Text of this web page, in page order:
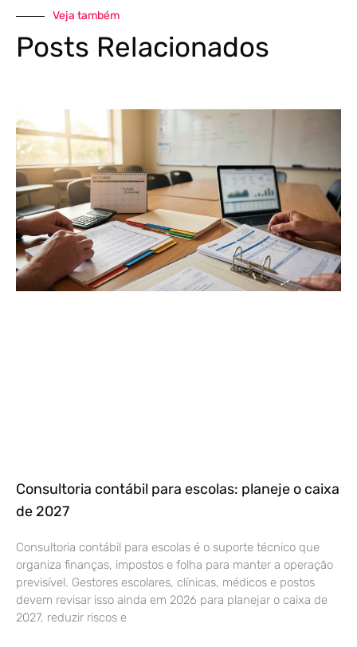
Veja também
Posts Relacionados
Consultoria contábil para escolas: planeje o caixa
de 2027
Consultoria contábil para escolas é o suporte técnico que
organiza finanças, impostos e folha para manter a operação
previsível. Gestores escolares, clínicas, médicos e postos
devem revisar isso ainda em 2026 para planejar o caixa de
2027, reduzir riscos e